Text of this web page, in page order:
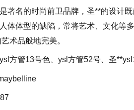
著名的时尚前卫品牌，圣**的设计
体体型的缺陷，常将艺术、文化等
术品般地完美。
方管13号色、ysl方管52号、圣